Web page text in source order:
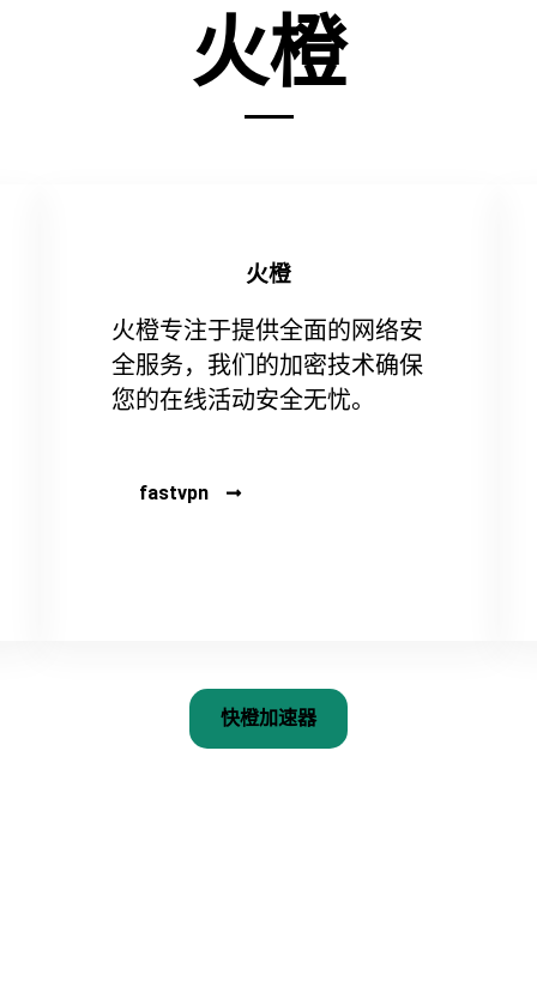
火橙
火橙
火橙专注于提供全面的网络安
全服务，我们的加密技术确保
您的在线活动安全无忧。
fastvpn
快橙加速器